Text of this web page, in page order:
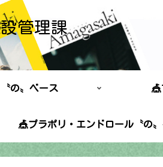
管理課
の〟ベース
🎪プラポリ・エンドロール〝の